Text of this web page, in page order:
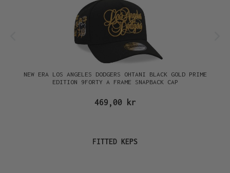
NEW ERA LOS ANGELES DODGERS OHTANI BLACK GOLD PRIME
EDITION 9FORTY A FRAME SNAPBACK CAP
469,00 kr
Hoppa över produktgalleriFITTED KEPS